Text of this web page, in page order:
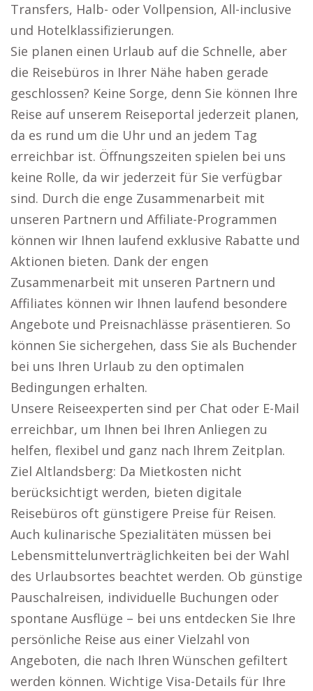
Transfers, Halb- oder Vollpension, All-inclusive
und Hotelklassifizierungen.
Sie planen einen Urlaub auf die Schnelle, aber
die Reisebüros in Ihrer Nähe haben gerade
geschlossen? Keine Sorge, denn Sie können Ihre
Reise auf unserem Reiseportal jederzeit planen,
da es rund um die Uhr und an jedem Tag
erreichbar ist. Öffnungszeiten spielen bei uns
keine Rolle, da wir jederzeit für Sie verfügbar
sind. Durch die enge Zusammenarbeit mit
unseren Partnern und Affiliate-Programmen
können wir Ihnen laufend exklusive Rabatte und
Aktionen bieten. Dank der engen
Zusammenarbeit mit unseren Partnern und
Affiliates können wir Ihnen laufend besondere
Angebote und Preisnachlässe präsentieren. So
können Sie sichergehen, dass Sie als Buchender
bei uns Ihren Urlaub zu den optimalen
Bedingungen erhalten.
Unsere Reiseexperten sind per Chat oder E-Mail
erreichbar, um Ihnen bei Ihren Anliegen zu
helfen, flexibel und ganz nach Ihrem Zeitplan.
Ziel Altlandsberg: Da Mietkosten nicht
berücksichtigt werden, bieten digitale
Reisebüros oft günstigere Preise für Reisen.
Auch kulinarische Spezialitäten müssen bei
Lebensmittelunverträglichkeiten bei der Wahl
des Urlaubsortes beachtet werden. Ob günstige
Pauschalreisen, individuelle Buchungen oder
spontane Ausflüge – bei uns entdecken Sie Ihre
persönliche Reise aus einer Vielzahl von
Angeboten, die nach Ihren Wünschen gefiltert
werden können. Wichtige Visa-Details für Ihre